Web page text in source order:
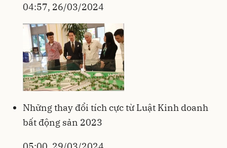
04:57, 26/03/2024
Những thay đổi tích cực từ Luật Kinh doanh
bất động sản 2023